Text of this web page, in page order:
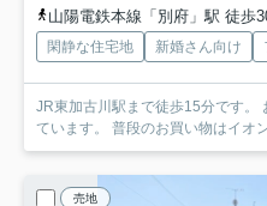
山陽電鉄本線「別府」駅 徒歩
閑静な住宅地 新婚さん向け
JR東加古川駅まで徒歩15分です。
ています。 普段のお買い物はイオ
売地